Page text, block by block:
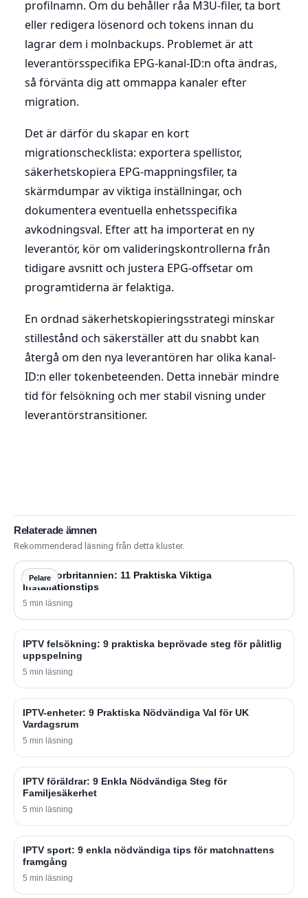
profilnamn. Om du behåller råa M3U-filer, ta bort
eller redigera lösenord och tokens innan du
lagrar dem i molnbackups. Problemet är att
leverantörsspecifika EPG-kanal-ID:n ofta ändras,
så förvänta dig att ommappa kanaler efter
migration.
Det är därför du skapar en kort
migrationschecklista: exportera spellistor,
säkerhetskopiera EPG-mappningsfiler, ta
skärmdumpar av viktiga inställningar, och
dokumentera eventuella enhetsspecifika
avkodningsval. Efter att ha importerat en ny
leverantör, kör om valideringskontrollerna från
tidigare avsnitt och justera EPG-offsetar om
programtiderna är felaktiga.
En ordnad säkerhetskopieringsstrategi minskar
stillestånd och säkerställer att du snabbt kan
återgå om den nya leverantören har olika kanal-
ID:n eller tokenbeteenden. Detta innebär mindre
tid för felsökning och mer stabil visning under
leverantörstransitioner.
Relaterade ämnen
Rekommenderad läsning från detta kluster.
Pelare
IPTV Storbritannien: 11 Praktiska Viktiga
Installationstips
5 min läsning
IPTV felsökning: 9 praktiska beprövade steg för pålitlig
uppspelning
5 min läsning
IPTV-enheter: 9 Praktiska Nödvändiga Val för UK
Vardagsrum
5 min läsning
IPTV föräldrar: 9 Enkla Nödvändiga Steg för
Familjesäkerhet
5 min läsning
IPTV sport: 9 enkla nödvändiga tips för matchnattens
framgång
5 min läsning